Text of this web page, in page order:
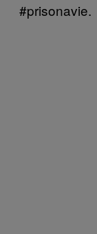
#prisonavie.